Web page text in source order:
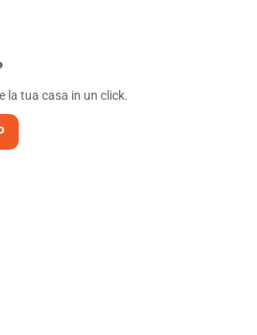
la tua casa in un click.